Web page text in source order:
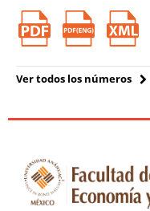
Ver todos los números